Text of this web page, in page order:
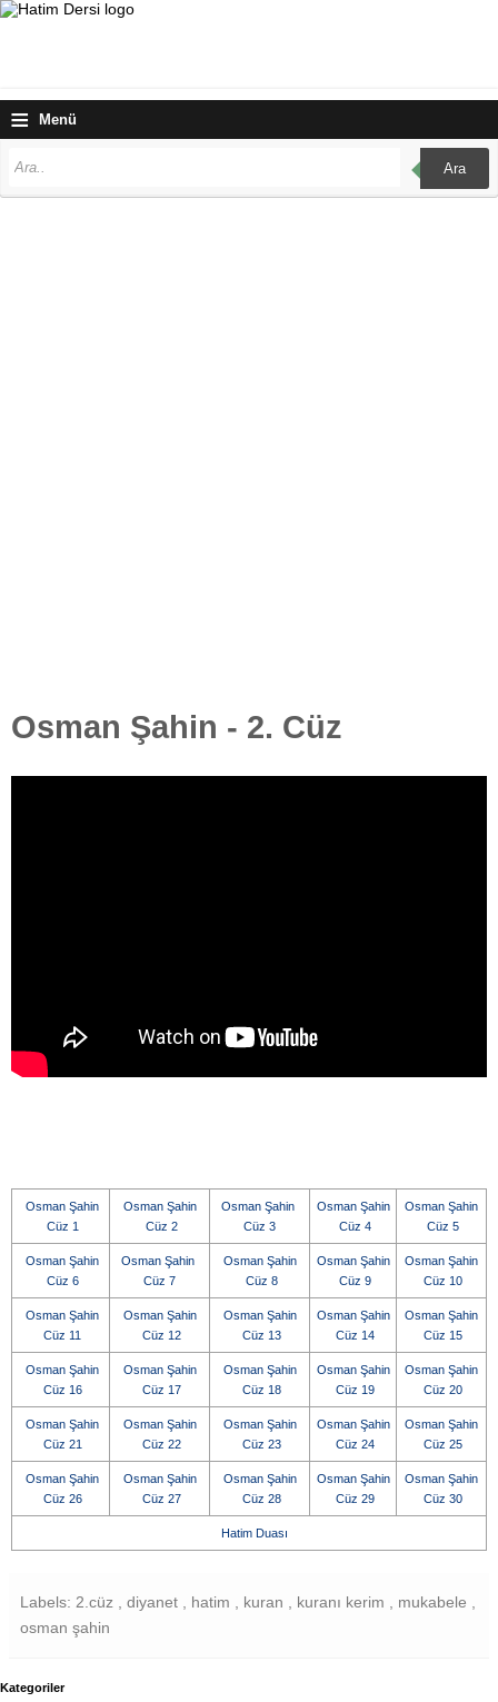
≡ Menü
Ara
Osman Şahin - 2. Cüz
Osman Şahin
Cüz 1
Osman Şahin
Cüz 2
Osman Şahin
Cüz 3
Osman Şahin
Cüz 4
Osman Şahin
Cüz 5
Osman Şahin
Cüz 6
Osman Şahin
Cüz 7
Osman Şahin
Cüz 8
Osman Şahin
Cüz 9
Osman Şahin
Cüz 10
Osman Şahin
Cüz 11
Osman Şahin
Cüz 12
Osman Şahin
Cüz 13
Osman Şahin
Cüz 14
Osman Şahin
Cüz 15
Osman Şahin
Cüz 16
Osman Şahin
Cüz 17
Osman Şahin
Cüz 18
Osman Şahin
Cüz 19
Osman Şahin
Cüz 20
Osman Şahin
Cüz 21
Osman Şahin
Cüz 22
Osman Şahin
Cüz 23
Osman Şahin
Cüz 24
Osman Şahin
Cüz 25
Osman Şahin
Cüz 26
Osman Şahin
Cüz 27
Osman Şahin
Cüz 28
Osman Şahin
Cüz 29
Osman Şahin
Cüz 30
Hatim Duası
Labels: 2.cüz , diyanet , hatim , kuran , kuranı kerim , mukabele ,
osman şahin
Kategoriler